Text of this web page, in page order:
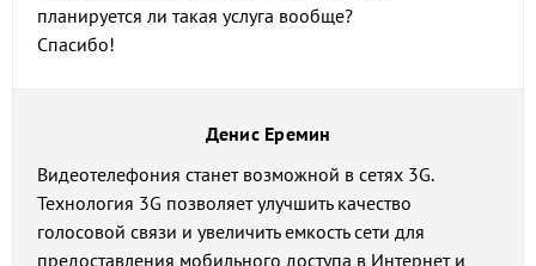
планируется ли такая услуга вообще?
Спасибо!
Денис Еремин
Видеотелефония станет возможной в сетях 3G.
Технология 3G позволяет улучшить качество
голосовой связи и увеличить емкость сети для
предоставления мобильного доступа в Интернет и